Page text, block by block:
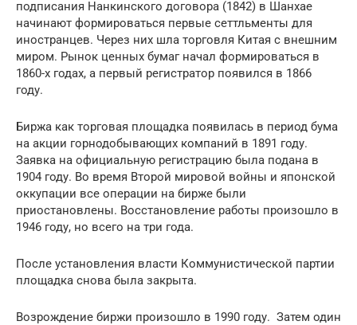
подписания Нанкинского договора (1842) в Шанхае
начинают формироваться первые сеттльменты для
иностранцев. Через них шла торговля Китая с внешним
миром. Рынок ценных бумаг начал формироваться в
1860-х годах, а первый регистратор появился в 1866
году.
Биржа как торговая площадка появилась в период бума
на акции горнодобывающих компаний в 1891 году.
Заявка на официальную регистрацию была подана в
1904 году. Во время Второй мировой войны и японской
оккупации все операции на бирже были
приостановлены. Восстановление работы произошло в
1946 году, но всего на три года.
После установления власти Коммунистической партии
площадка снова была закрыта.
Возрождение биржи произошло в 1990 году. Затем один